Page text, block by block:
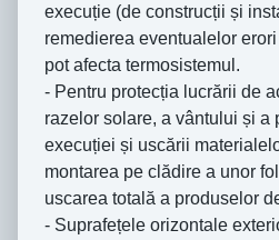
execuție (de construcții și
remedierea eventualelor
pot afecta termosistemul.
- Pentru protecția lucrării de
razelor solare, a vântului și a
execuției și uscării
montarea pe clădire a unor
uscarea totală a produselor
- Suprafețele orizontale